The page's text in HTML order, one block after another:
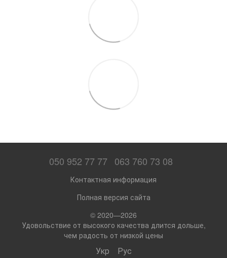
050 952 77 77 063 760 73 08
Контактная информация
Полная версия сайта
© 2020—2026
Удовольствие от высокого качества длится дольше,
чем радость от низкой цены
Укр Рус